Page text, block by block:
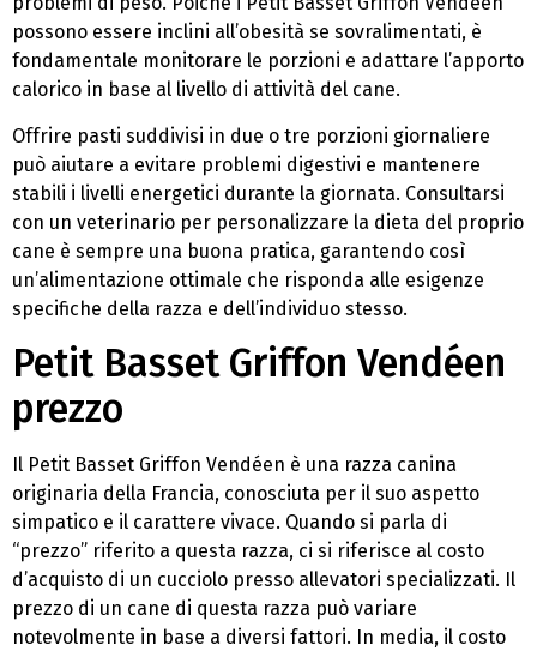
possono essere inclini all’obesità se sovralimentati, è
fondamentale monitorare le porzioni e adattare l’apporto
calorico in base al livello di attività del cane.
Offrire pasti suddivisi in due o tre porzioni giornaliere
può aiutare a evitare problemi digestivi e mantenere
stabili i livelli energetici durante la giornata. Consultarsi
con un veterinario per personalizzare la dieta del proprio
cane è sempre una buona pratica, garantendo così
un’alimentazione ottimale che risponda alle esigenze
specifiche della razza e dell’individuo stesso.
Petit Basset Griffon Vendéen
prezzo
Il Petit Basset Griffon Vendéen è una razza canina
originaria della Francia, conosciuta per il suo aspetto
simpatico e il carattere vivace. Quando si parla di
“prezzo” riferito a questa razza, ci si riferisce al costo
d’acquisto di un cucciolo presso allevatori specializzati. Il
prezzo di un cane di questa razza può variare
notevolmente in base a diversi fattori. In media, il costo